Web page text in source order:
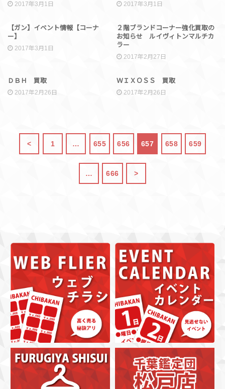
2017年3月1日 2017年3月1日
イベント情報
【ガン】イベント情報【コーナ
ー】
2017年3月1日
ブランド
２階ブランドコーナー強化買取の
お知らせ ルイヴィトンマルチカ
ラー
2017年2月27日
ＤＢＨ 買取
2017年2月26日
ＷＩＸＯＳＳ 買取
2017年2月26日
< 1 … 655 656 657 658 659
… 666 >